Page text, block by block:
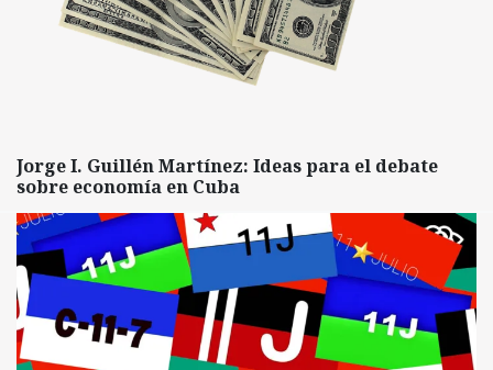
Jorge I. Guillén Martínez: Ideas para el debate
sobre economía en Cuba